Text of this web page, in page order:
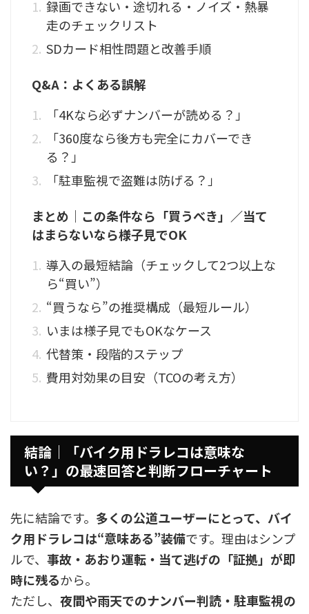
録画できない・途切れる・ノイズ・熱暴
走のチェックリスト
SDカード相性問題と改善手順
Q&A：よくある誤解
「4Kなら必ずナンバーが読める？」
「360度なら後方も完全にカバーでき
る？」
「駐車監視で盗難は防げる？」
まとめ｜この条件なら「買うべき」／当て
はまらないなら様子見でOK
導入の最短結論（チェックして2つ以上な
ら“買い”）
“買うなら”の推奨構成（最短ルール）
いまは様子見でもOKなケース
代替策・段階的ステップ
費用対効果の目安（TCOの考え方）
結論｜「バイク用ドラレコは意味な
い？」の最速回答と判断フローチャート
先に結論です。 多くの公道ユーザーにとって、バイ
ク用ドラレコは“意味ある”装備です。理由はシンプ
ルで、 事故・あおり運転・当て逃げの「証拠」が即
時に残るから。
ただし、 夜間や雨天でのナンバー判読・駐車監視の